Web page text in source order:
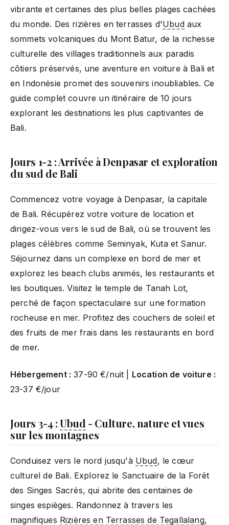
vibrante et certaines des plus belles plages cachées
du monde. Des rizières en terrasses d'Ubudaux
sommets volcaniques du Mont Batur, de la richesse
culturelle des villages traditionnels aux paradis
côtiers préservés, une aventure en voiture à Bali et
en Indonésie promet des souvenirs inoubliables. Ce
guide complet couvre un itinéraire de 10 jours
explorant les destinations les plus captivantes de
Bali.
Jours 1-2 : Arrivée à Denpasar et exploration
du sud de Bali
Commencez votre voyage à Denpasar, la capitale
de Bali. Récupérez votre voiture de location et
dirigez-vous vers le sud de Bali, où se trouvent les
plages célèbres comme Seminyak, Kuta et Sanur.
Séjournez dans un complexe en bord de mer et
explorez les beach clubs animés, les restaurants et
les boutiques. Visitez le temple de Tanah Lot,
perché de façon spectaculaire sur une formation
rocheuse en mer. Profitez des couchers de soleil et
des fruits de mer frais dans les restaurants en bord
de mer.
Hébergement : 37-90 €/nuit | Location de voiture :
23-37 €/jour
Jours 3-4 :Ubud - Culture, nature et vues
sur les montagnes
Conduisez vers le nord jusqu'à Ubud, le cœur
culturel de Bali. Explorez le Sanctuaire de la Forêt
des Singes Sacrés, qui abrite des centaines de
singes espièges. Randonnez à travers les
magnifiques Rizières en Terrasses de Tegallalang,